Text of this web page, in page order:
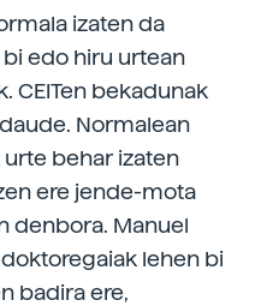
izaten da
edo hiru urtean
CEITen bekadunak
Normalean
behar izaten
ere jende-mota
denbora. Manuel
lehen bi
badira ere,